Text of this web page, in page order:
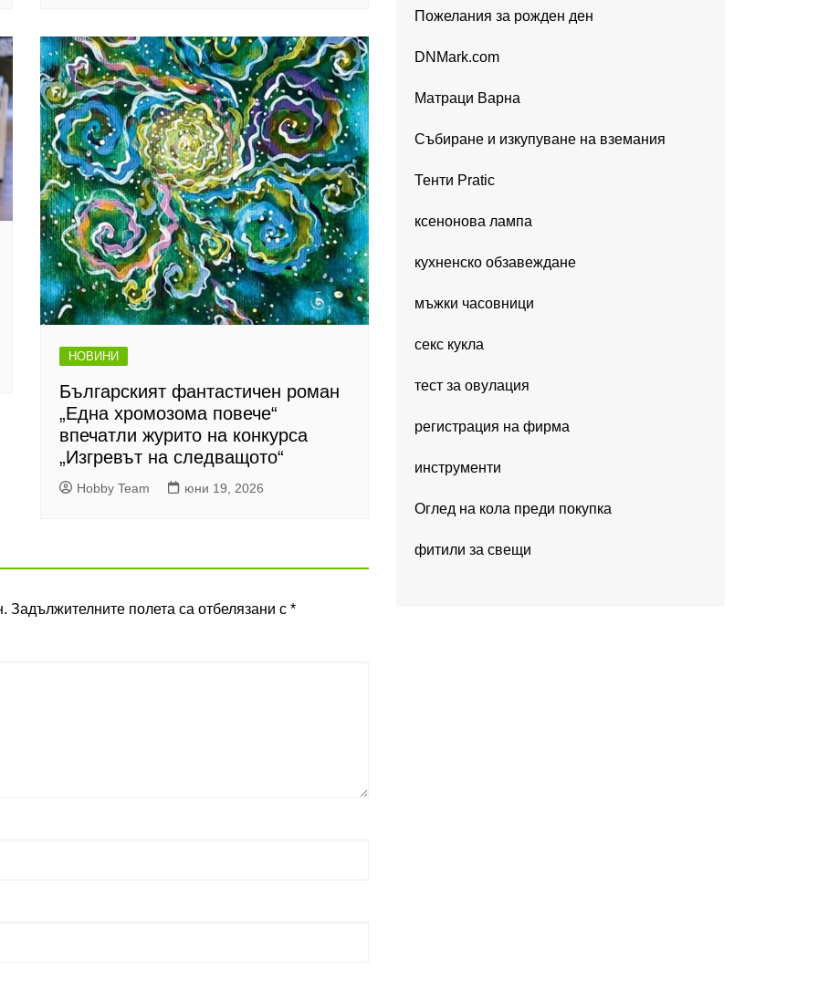
НОВИНИ
Българският фантастичен роман
„Една хромозома повече“
впечатли журито на конкурса
„Изгревът на следващото“
Hobby Team юни 19, 2026
Задължителните полета са отбелязани с *
Пожелания за рожден ден
DNMark.com
Матраци Варна
Събиране и изкупуване на вземания
Тенти Pratic
ксенонова лампа
кухненско обзавеждане
мъжки часовници
секс кукла
тест за овулация
регистрация на фирма
инструменти
Оглед на кола преди покупка
фитили за свещи